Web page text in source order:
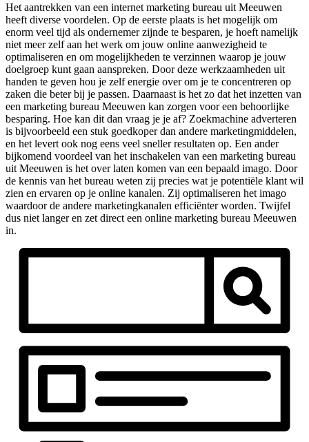
Het aantrekken van een internet marketing bureau uit Meeuwen
heeft diverse voordelen. Op de eerste plaats is het mogelijk om
enorm veel tijd als ondernemer zijnde te besparen, je hoeft namelijk
niet meer zelf aan het werk om jouw online aanwezigheid te
optimaliseren en om mogelijkheden te verzinnen waarop je jouw
doelgroep kunt gaan aanspreken. Door deze werkzaamheden uit
handen te geven hou je zelf energie over om je te concentreren op
zaken die beter bij je passen. Daarnaast is het zo dat het inzetten van
een marketing bureau Meeuwen kan zorgen voor een behoorlijke
besparing. Hoe kan dit dan vraag je je af? Zoekmachine adverteren
is bijvoorbeeld een stuk goedkoper dan andere marketingmiddelen,
en het levert ook nog eens veel sneller resultaten op. Een ander
bijkomend voordeel van het inschakelen van een marketing bureau
uit Meeuwen is het over laten komen van een bepaald imago. Door
de kennis van het bureau weten zij precies wat je potentiële klant wil
zien en ervaren op je online kanalen. Zij optimaliseren het imago
waardoor de andere marketingkanalen efficiënter worden. Twijfel
dus niet langer en zet direct een online marketing bureau Meeuwen
in.